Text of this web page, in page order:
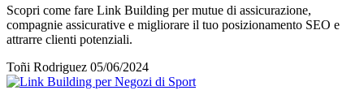
Scopri come fare Link Building per mutue di assicurazione,
compagnie assicurative e migliorare il tuo posizionamento SEO e
attrarre clienti potenziali.
Toñi Rodriguez 05/06/2024